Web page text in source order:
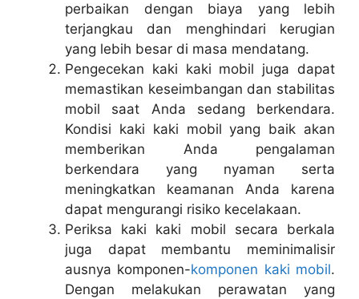
perbaikan dengan biaya yang lebih
terjangkau dan menghindari kerugian
yang lebih besar di masa mendatang.
Pengecekan kaki kaki mobil juga dapat
memastikan keseimbangan dan stabilitas
mobil saat Anda sedang berkendara.
Kondisi kaki kaki mobil yang baik akan
memberikan Anda pengalaman
berkendara yang nyaman serta
meningkatkan keamanan Anda karena
dapat mengurangi risiko kecelakaan.
Periksa kaki kaki mobil secara berkala
juga dapat membantu meminimalisir
ausnya komponen-komponen kaki mobil.
Dengan melakukan perawatan yang